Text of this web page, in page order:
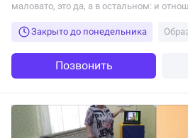
маловато, это да, а в остальном: и
Закрыто до понедельника
Позвонить